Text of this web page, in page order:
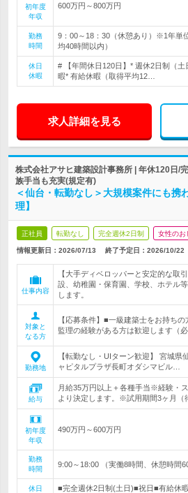
初年度
年収
600万円～800万円
勤務
時間
9：00～18：30（休憩あり）※1年単
均40時間以内）
休日
休暇
# 【年間休日120日】* 週休2日制（
暇* 有給休暇（取得平均12…
求人詳細を見る
株式会社アサヒ建築設計事務所 | 年休120日/
族手当も充実(規定有)
＜仙台・転勤なし＞大規模案件にも携
理】
正社員 転勤なし 完全週休2日制 女性のお
情報更新日：2026/07/13 終了予定日： 2026/10/22
仕事内容
【大手ディベロッパーと安定的な取
設、幼稚園・保育園、学校、ホテル
します。
対象と
なる方
【応募条件】■一級建築士をお持ち
監理の経験がある方は歓迎します（
勤務地
【転勤なし・UIターン歓迎】 宮城県
ャピタルプラザ長町オダシマビル…
給与
月給35万円以上＋各種手当※経験・
より決定します。※試用期間3ヶ月（
初年度
年収
490万円～600万円
勤務
時間
9:00～18:00 （実働8時間、休憩時間
休日
■完全週休2日制(土日)■祝日■有給休